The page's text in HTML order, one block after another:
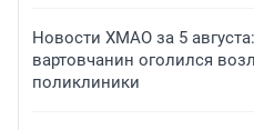
Новости ХМАО за 5
вартовчанин оголился
поликлиники